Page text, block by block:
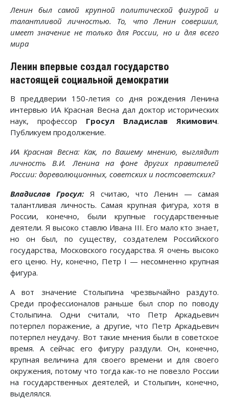
Ленин был самой крупной политической фигурой и
талантливой личностью. То, что Ленин совершил,
имеет значение не только для России, но и для всего
мира
Ленин впервые создал государство
настоящей социальной демократии
В преддверии 150-летия со дня рождения Ленина
интервью ИА Красная Весна дал доктор исторических
наук, профессор Гросул Владислав Якимович.
Публикуем продолжение.
ИА Красная Весна: Как, по Вашему мнению, выглядит
личность В.И. Ленина на фоне других правителей
России: дореволюционных, советских и постсоветских?
Владислав Гросул: Я считаю, что Ленин — самая
талантливая личность. Самая крупная фигура, хотя в
России, конечно, были крупные государственные
деятели. Я высоко ставлю Ивана III. Его мало кто знает,
но он был, по существу, создателем Российского
государства, Московского государства. Я очень высоко
его ценю. Ну, конечно, Петр I — несомненно крупная
фигура.
А вот значение Столыпина чрезвычайно раздуто.
Среди профессионалов раньше был спор по поводу
Столыпина. Одни считали, что Петр Аркадьевич
потерпел поражение, а другие, что Петр Аркадьевич
потерпел неудачу. Вот такие мнения были в советское
время. А сейчас его фигуру раздули. Он, конечно,
крупная величина для своего времени и для своего
окружения, потому что тогда как-то не повезло России
на государственных деятелей, и Столыпин, конечно,
выделялся.